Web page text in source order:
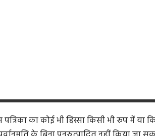
पत्रिका का कोई भी हिस्सा किसी भी रूप में